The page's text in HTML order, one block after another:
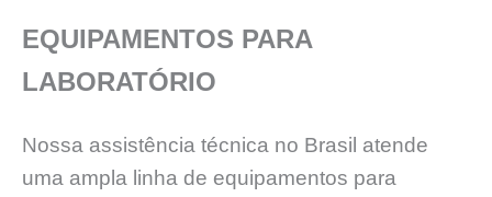
EQUIPAMENTOS PARA
LABORATÓRIO
Nossa assistência técnica no Brasil atende
uma ampla linha de equipamentos para